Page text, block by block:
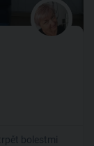
bolestmi